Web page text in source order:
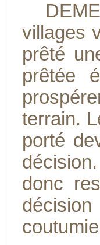
villages
prêté
prêtée
terrain.
porté
donc